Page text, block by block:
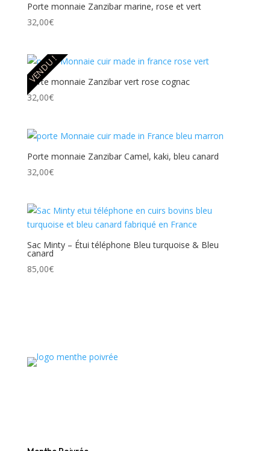
Porte monnaie Zanzibar marine, rose et vert
32,00€
VENDU !
Porte monnaie Zanzibar vert rose cognac
32,00€
Porte monnaie Zanzibar Camel, kaki, bleu canard
32,00€
Sac Minty – Étui téléphone Bleu turquoise & Bleu
canard
85,00€